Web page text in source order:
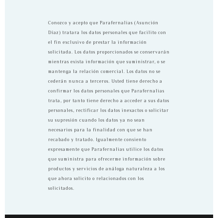
Conozco y acepto que Parafernalias (Asunción
Díaz) tratara los datos personales que facilito con
el fin exclusivo de prestar la información
solicitada. Los datos proporcionados se conservarán
mientras exista información que suministrar, o se
mantenga la relación comercial. Los datos no se
cederán nunca a terceros. Usted tiene derecho a
confirmar los datos personales que Parafernalias
trata, por tanto tiene derecho a acceder a sus datos
personales, rectificar los datos inexactos o solicitar
su supresión cuando los datos ya no sean
necesarios para la finalidad con que se han
recabado y tratado. Igualmente consiento
expresamente que Parafernalias utilice los datos
que suministra para ofrecerme información sobre
productos y servicios de análoga naturaleza a los
que ahora solicito o relacionados con los
solicitados.